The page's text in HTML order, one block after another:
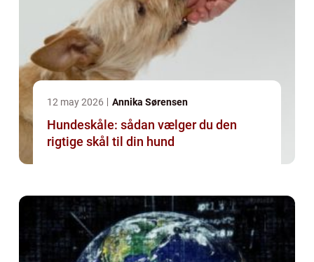
12 may 2026 Annika Sørensen
Hundeskåle: sådan vælger du den
rigtige skål til din hund